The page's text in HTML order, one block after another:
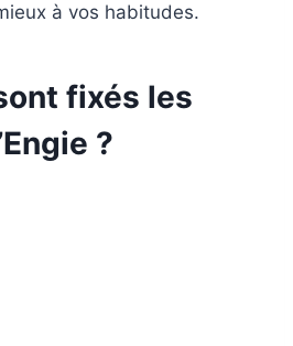
à vos habitudes.
fixés les
?